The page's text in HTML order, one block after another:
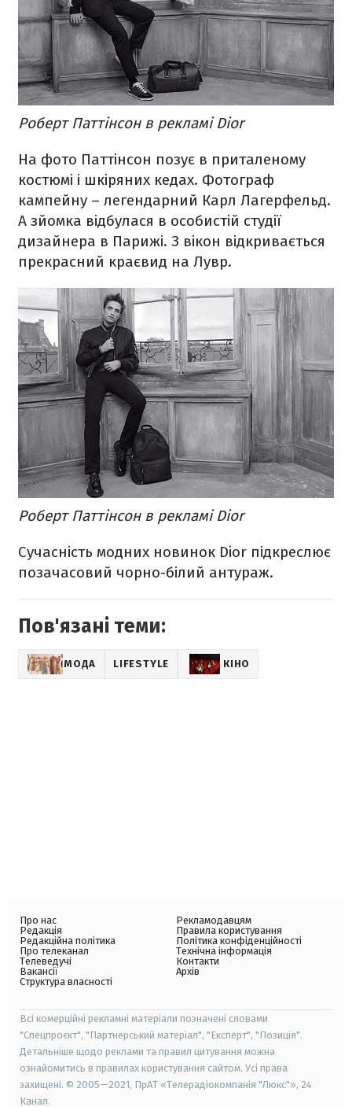
Роберт Паттінсон в рекламі Dior
На фото Паттінсон позує в приталеному
костюмі і шкіряних кедах. Фотограф
кампейну – легендарний Карл Лагерфельд.
А зйомка відбулася в особистій студії
дизайнера в Парижі. З вікон відкривається
прекрасний краєвид на Лувр.
Роберт Паттінсон в рекламі Dior
Сучасність модних новинок Dior підкреслює
позачасовий чорно-білий антураж.
Пов'язані теми:
МОДА LIFESTYLE КІНО
Про нас
Редакція
Редакційна політика
Про телеканал
Телеведучі
Вакансії
Структура власності
Рекламодавцям
Правила користування
Політика конфіденційності
Технічна інформація
Контакти
Архів
Всі комерційні рекламні матеріали позначені словами
"Спецпроєкт", "Партнерський матеріал", "Експерт", "Позиція".
Детальніше щодо реклами та правил цитування можна
ознайомитись в правилах користування сайтом. Усі права
захищені. © 2005—2021, ПрАТ «Телерадіокомпанія "Люкс"», 24
Канал.